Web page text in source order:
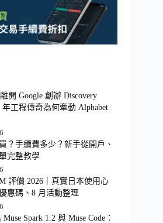
開 Google 創辦 Discovery
年工程傳奇為何牽動 Alphabet
？手續費多少？新手從開戶、
完整教學
評價 2026｜真實日本使用心
惠碼、8 月活動整理
Spark 1.2 與 Muse Code：